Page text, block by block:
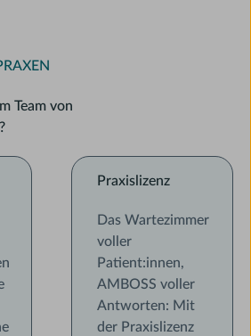
Team von
Praxislizenz
Das Wartezimmer
voller
Patient:innen,
AMBOSS voller
Antworten: Mit
der Praxislizenz